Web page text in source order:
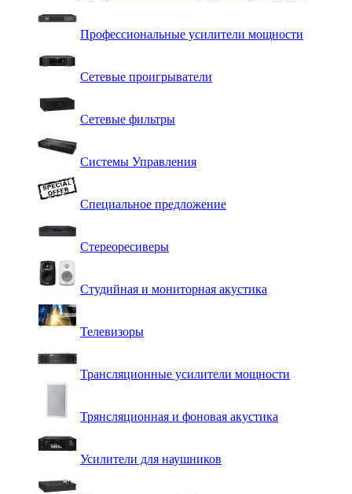
Профессиональные усилители мощности
Сетевые проигрыватели
Сетевые фильтры
Системы Управления
Специальное предложение
Стереоресиверы
Студийная и мониторная акустика
Телевизоры
Трансляционные усилители мощности
Трянсляционная и фоновая акустика
Усилители для наушников